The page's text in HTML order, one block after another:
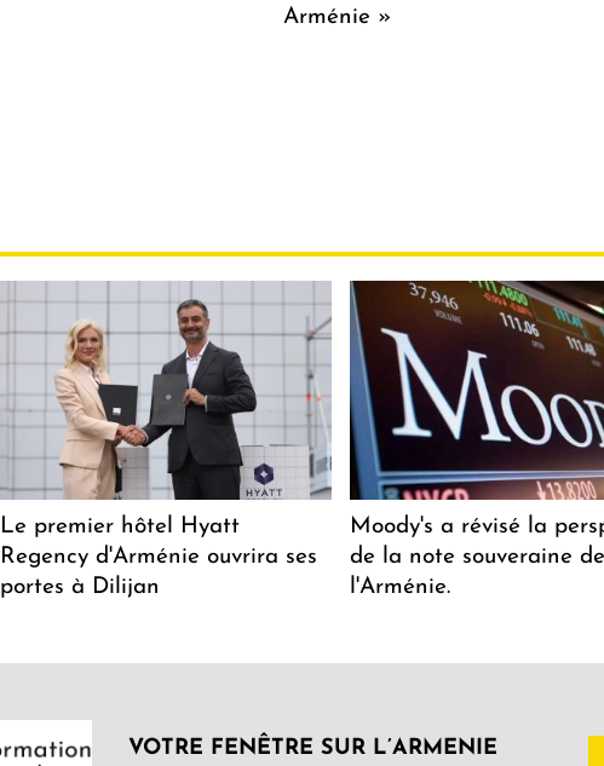
Arménie »
Le premier hôtel Hyatt
Regency d'Arménie ouvrira ses
portes à Dilijan
Moody's a révisé la
de la note souveraine de
l'Arménie.
VOTRE FENÊTRE SUR L’ARMENIE